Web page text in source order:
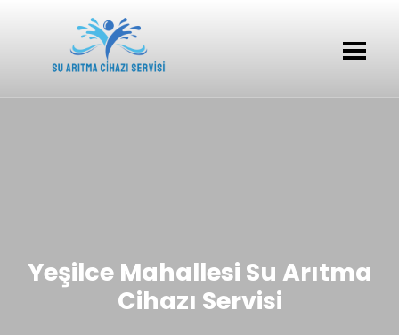
Yeşilce Mahallesi Su Arıtma
Cihazı Servisi